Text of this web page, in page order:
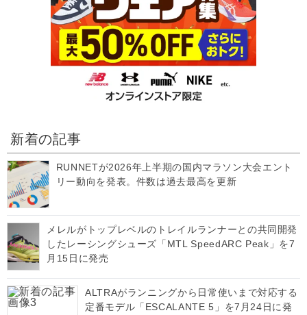
新着の記事
RUNNETが2026年上半期の国内マラソン大会エント
リー動向を発表。件数は過去最高を更新
メレルがトップレベルのトレイルランナーとの共同開発
したレーシングシューズ「MTL SpeedARC Peak」を7
月15日に発売
ALTRAがランニングから日常使いまで対応する
定番モデル「ESCALANTE 5」を7月24日に発